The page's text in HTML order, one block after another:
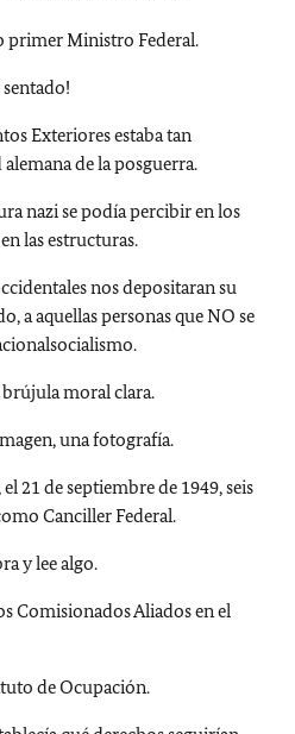
primer Ministro Federal.
sentado!
Exteriores estaba tan
de la posguerra.
nazi se podía percibir en los
las estructuras.
nos depositaran su
a aquellas personas que NO se
moral clara.
una fotografía.
21 de septiembre de 1949, seis
Canciller Federal.
y lee algo.
Comisionados Aliados en el
de Ocupación.